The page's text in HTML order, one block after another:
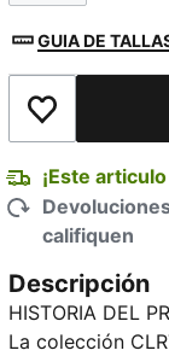
GUIA DE
Añadir a la
¡Este
califiquen
Descripción
HISTORIA DEL
La colección